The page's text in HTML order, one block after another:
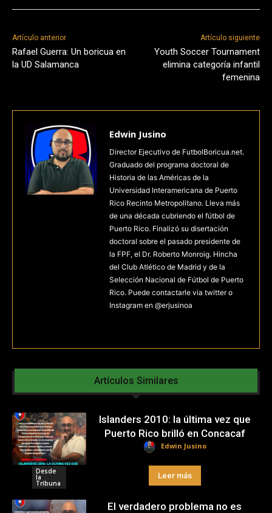
Artículo anterior
Rafael Guerra: Un boricua en
la UD Salamanca
Artículo siguiente
Youth Soccer Tournament
elimina categoría infantil
femenina
Edwin Jusino
Director Ejecutivo de FutbolBoricua.net.
Graduado del programa doctoral de
Historia de las Américas de la
Universidad Interamericana de Puerto
Rico Recinto Metropolitano. Lleva más
de una década cubriendo el fútbol de
Puerto Rico. Finalizó su disertación
doctoral sobre el pasado presidente de
la FPF, el Dr. Roberto Monroig. Hincha
del Club Atlético de Madrid y de la
Selección Nacional de Fútbol de Puerto
Rico. Puede contactarle via twitter o
Instagram en @erjusinoa
Artículos Similares
Desde
la
Tribuna
Islanders 2010: la última vez que
Puerto Rico brilló en Concacaf
Edwin Jusino
Leer más
El verdadero problema no es